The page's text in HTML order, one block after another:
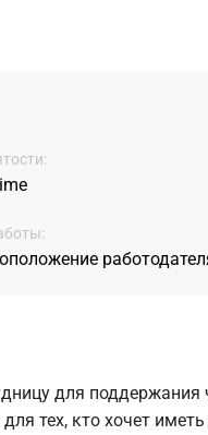
для поддержания
тех, кто хочет